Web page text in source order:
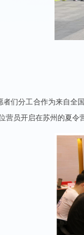
者们分工合作为来自全
营员开启在苏州的夏令